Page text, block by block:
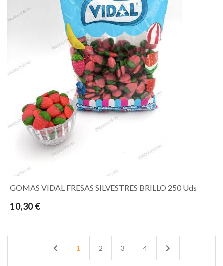
GOMAS VIDAL FRESAS SILVESTRES BRILLO 250 Uds
10,30 €
Previous
1 2 3 4 Next